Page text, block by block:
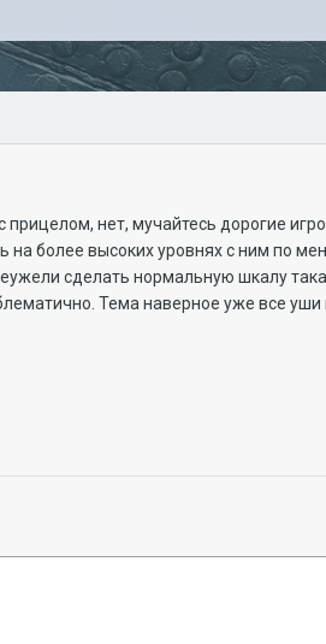
нет, мучайтесь дорогие
более высоких уровнях с ним по
сделать нормальную шкалу
Тема наверное уже все